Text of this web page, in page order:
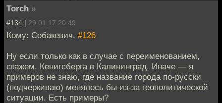
Torch »
#134 | 29.01.17 20:49
Кому: Собакевич, #126
Ну если только как в случае с переименованием,
скажем, Кенигсберга в Калининград. Иначе — я
примеров не знаю, где название города по-русски
(подчеркиваю) менялось бы из-за геополитической
ситуации. Есть примеры?